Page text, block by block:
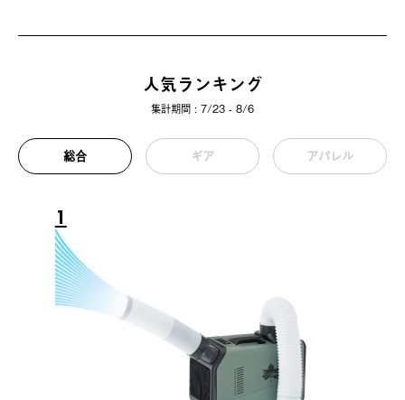
人気ランキング
集計期間 : 7/23 - 8/6
総合 ギア アパレル
1